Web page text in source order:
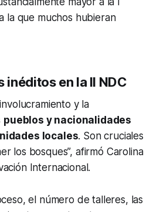
la que muchos hubieran
inéditos en la II NDC
y la
pueblos y nacionalidades
locales. Son cruciales
los bosques”, afirmó Carolina
Internacional.
el número de talleres, las